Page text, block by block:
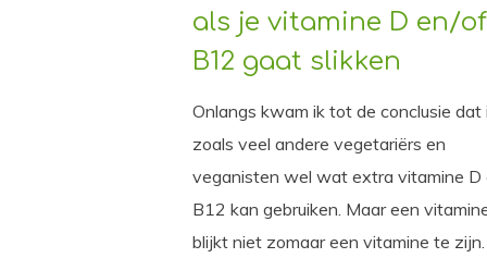
als je vitamine D en/of
B12 gaat slikken
Onlangs kwam ik tot de conclusie dat
zoals veel andere vegetariërs en
veganisten wel wat extra vitamine D
B12 kan gebruiken. Maar een
blijkt niet zomaar een vitamine te